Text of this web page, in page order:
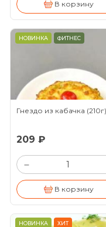
В корзину
НОВИНКА ФИТНЕС
Гнездо из кабачка (210г)
209 ₽
–
В корзину
НОВИНКА ХИТ